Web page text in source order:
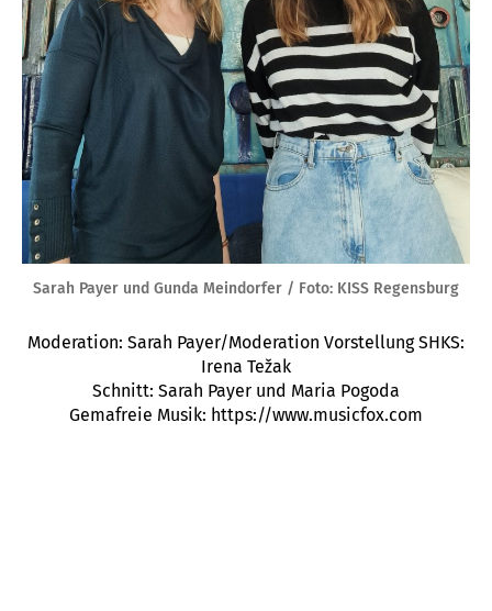
Sarah Payer und Gunda Meindorfer / Foto: KISS Regensburg
Moderation: Sarah Payer/Moderation Vorstellung SHKS:
Irena Težak
Schnitt: Sarah Payer und Maria Pogoda
Gemafreie Musik: https://www.musicfox.com